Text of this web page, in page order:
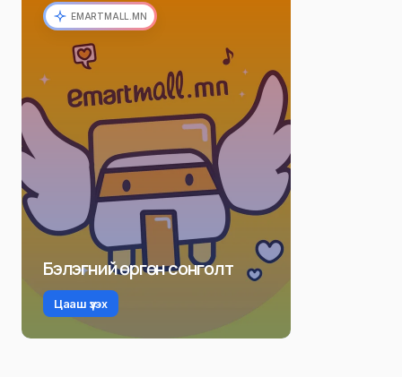
EMARTMALL.MN
Бэлэгний өргөн сонголт
Цааш үзэх